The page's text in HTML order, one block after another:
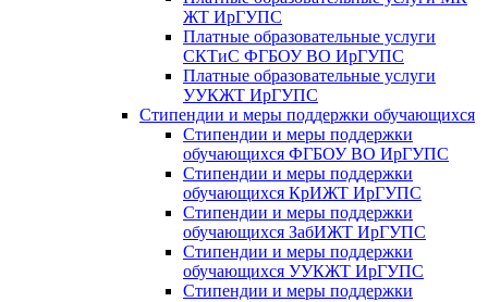
ЖТ ИрГУПС
Платные образовательные услуги
СКТиС ФГБОУ ВО ИрГУПС
Платные образовательные услуги
УУКЖТ ИрГУПС
Стипендии и меры поддержки обучающихся
Стипендии и меры поддержки
обучающихся ФГБОУ ВО ИрГУПС
Стипендии и меры поддержки
обучающихся КрИЖТ ИрГУПС
Стипендии и меры поддержки
обучающихся ЗабИЖТ ИрГУПС
Стипендии и меры поддержки
обучающихся УУКЖТ ИрГУПС
Стипендии и меры поддержки